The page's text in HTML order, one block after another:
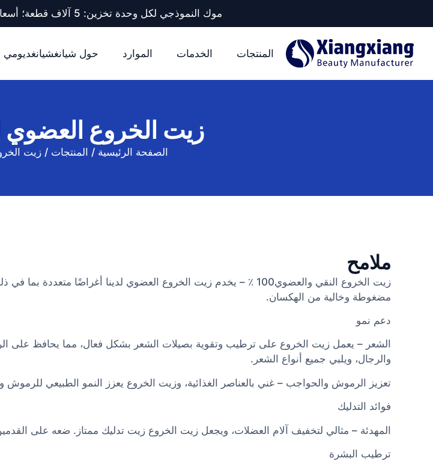
موك النموذجي لكل وحدة تخزين: 5 آلاف قطعة؛ أسعار متدرجة بدءًا من 20 ألف قطعة فأكثر.
المنتجات الخدمات الموارد حول شيانغشيانغديومي
زيت الخروع
الصفحة الرئيسية / المنتجات / زيت
ملامح
زيت الخروع النقي والعضوي100 ٪ – يخدم زيت الخروع العضوي لدينا أغراضًا
مضغوطة وخالية من الهكسان.
دعم نمو
الشعر – يعمل زيت الخروع على ترطيب وتقوية بصيلات الشعر بشكل فعال، مما يحافظ
والرجال، ويلبي جميع أنواع الشعر.
تعزيز الرموش والحواجب – غني بالعناصر الغذائية، وزيت الخروع يعزز النمو الطبيعي
فوائد التدليك
المهدئة – مثالي لتخفيف آلام العضلات، ويجعل زيت الخروع زيت تدليك ممتاز. ضعه على
ترطيب البشرة